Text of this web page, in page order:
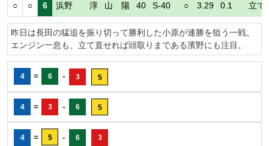
○ ○ 6 浜野 淳 山 陽 40 S-40 ○ 3.29 0.1 立て
昨日は長田の猛追を振り切って勝利した小原が連勝を狙う一戦。
エンジン一息も、立て直せれば頭取りまである濱野にも注目。
4 = 6 - 3 5
4 = 3 - 6 5
4 = 5 - 6 3